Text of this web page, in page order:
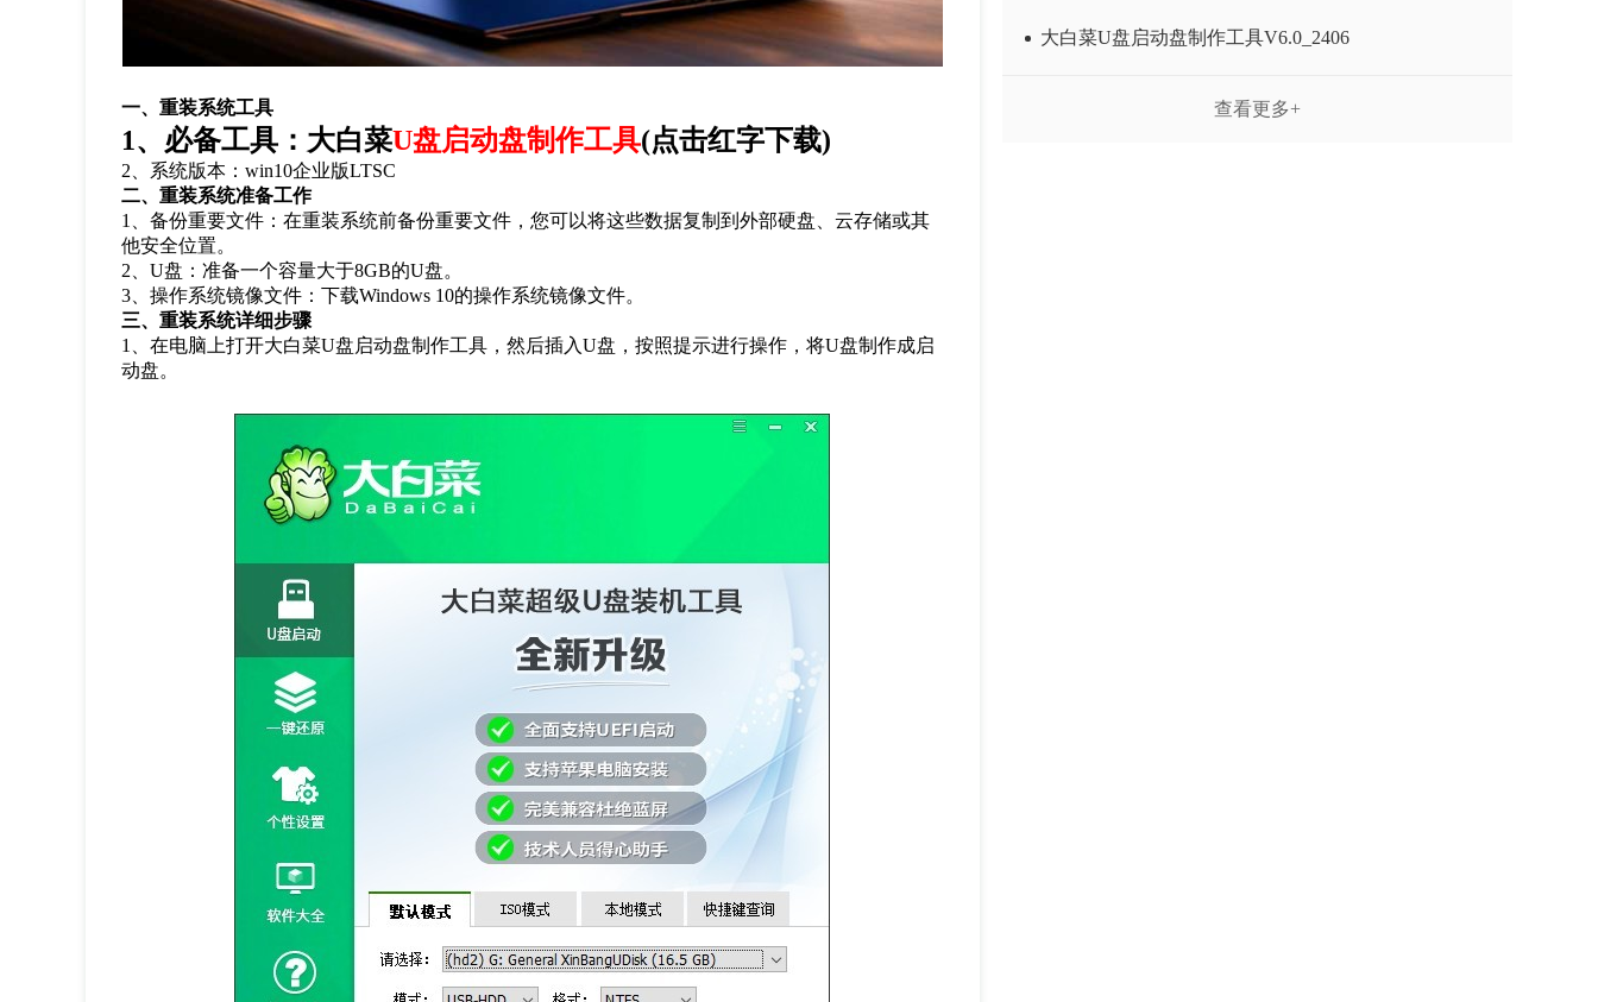
一、重装系统工具
1、必备工具：大白菜U盘启动盘制作工具(点击红字下载)
2 、系统版本：win10企业版LTSC
二、重装系统准备工作
1
、备份重要文件：在重装系统前备份重要文件，您可以将这些数据复制到外部硬盘、云存储或其
他安全位置。
2 、U盘：准备一个容量大于8GB的U盘。
3 、操作系统镜像文件：下载Windows 10的操作系统镜像文件。
三、重装系统详细步骤
1
、在电脑上打开大白菜U盘启动盘制作工具，然后插入U盘，按照提示进行操作，将U盘制作成启
动盘。
大白菜U盘启动盘制作工具V6.0_2406
查看更多+